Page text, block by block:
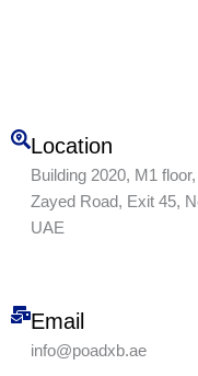
Location
Building 2020, M1
Zayed Road, Exit 45,
UAE
Email
info@poadxb.ae